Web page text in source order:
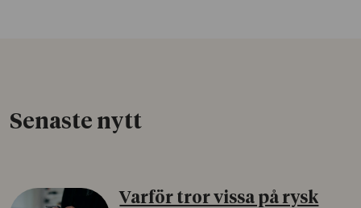
Senaste nytt
Varför tror vissa på rysk